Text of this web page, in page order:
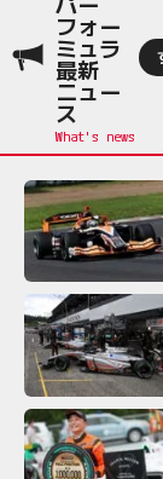
フォー
ミュラ
最新
ニュー
ス